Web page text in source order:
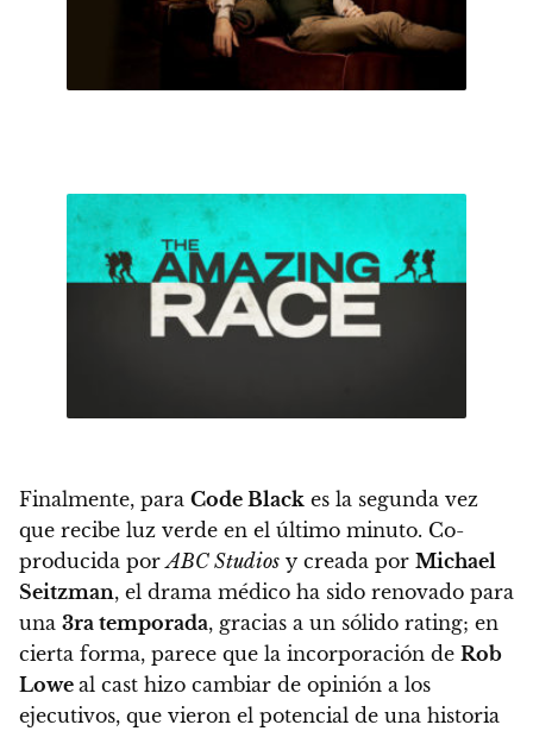
Finalmente, para Code Black es la segunda vez
que recibe luz verde en el último minuto. Co-
producida porABC Studios y creada por Michael
Seitzman, el drama médico ha sido renovado para
una 3ra temporada, gracias a un sólido rating; en
cierta forma, parece que la incorporación de Rob
Lowe al cast hizo cambiar de opinión a los
ejecutivos, que vieron el potencial de una historia